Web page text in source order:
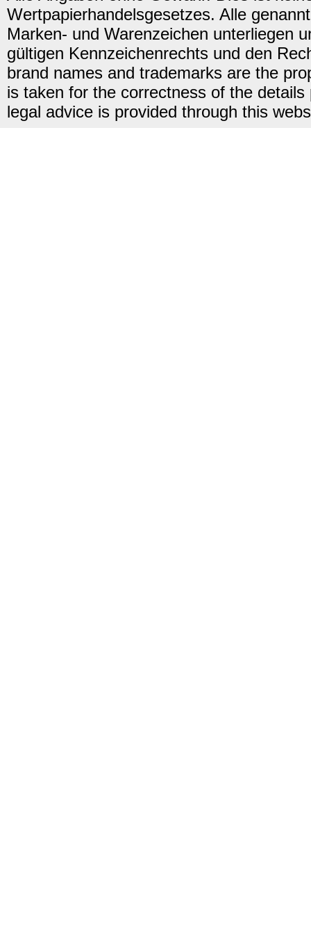
Wertpapierhandelsgesetzes. Alle
Marken- und Warenzeichen unterliegen
gültigen Kennzeichenrechts und den
brand names and trademarks are the
is taken for the correctness of the
legal advice is provided through this